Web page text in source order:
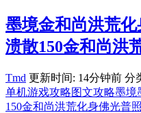
墨境金和尚洪荒
溃散150金和尚洪
Tmd 更新时间: 14分钟前 分
单机游戏攻略图文攻略墨境
150金和尚洪荒化身佛光普